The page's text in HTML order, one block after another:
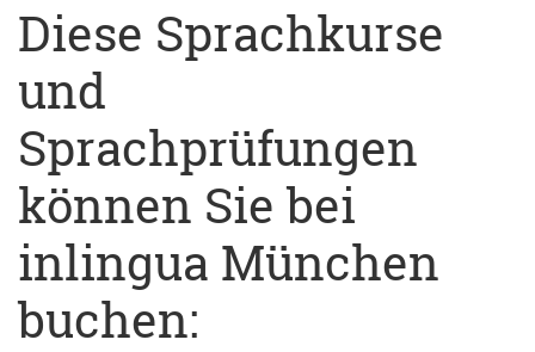
Diese Sprachkurse
und
Sprachprüfungen
können Sie bei
inlingua München
buchen: